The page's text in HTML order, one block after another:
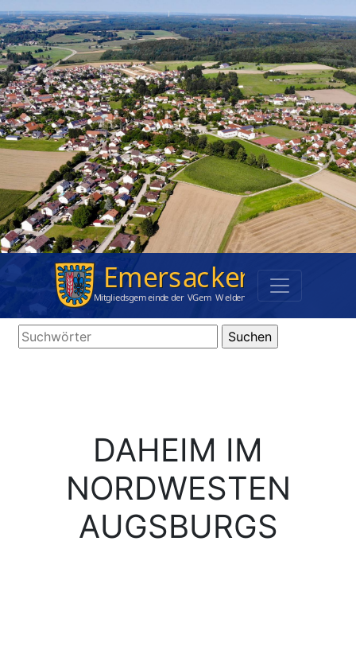
DAHEIM IM
NORDWESTEN
AUGSBURGS